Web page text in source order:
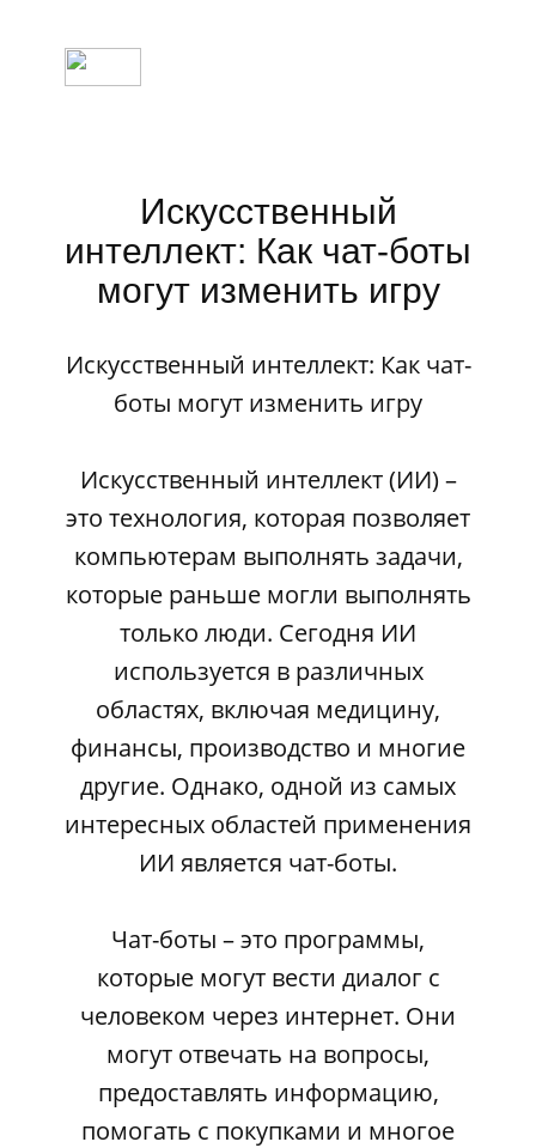
Искусственный
интеллект: Как чат-боты
могут изменить игру
Искусственный интеллект: Как чат-
боты могут изменить игру
Искусственный интеллект (ИИ) –
это технология, которая позволяет
компьютерам выполнять задачи,
которые раньше могли выполнять
только люди. Сегодня ИИ
используется в различных
областях, включая медицину,
финансы, производство и многие
другие. Однако, одной из самых
интересных областей применения
ИИ является чат-боты.
Чат-боты – это программы,
которые могут вести диалог с
человеком через интернет. Они
могут отвечать на вопросы,
предоставлять информацию,
помогать с покупками и многое